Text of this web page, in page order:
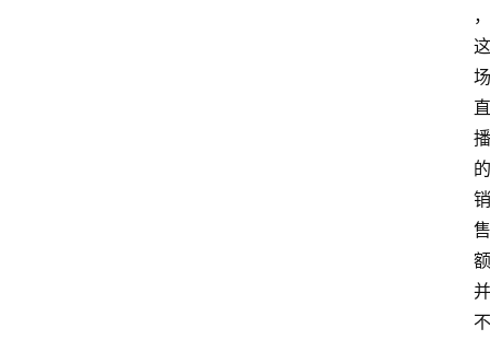
，
这
场
直
播
的
销
售
额
并
不